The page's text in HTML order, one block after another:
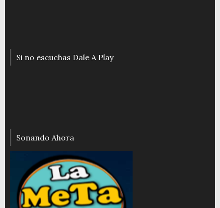
Si no escuchas Dale A Play
Sonando Ahora